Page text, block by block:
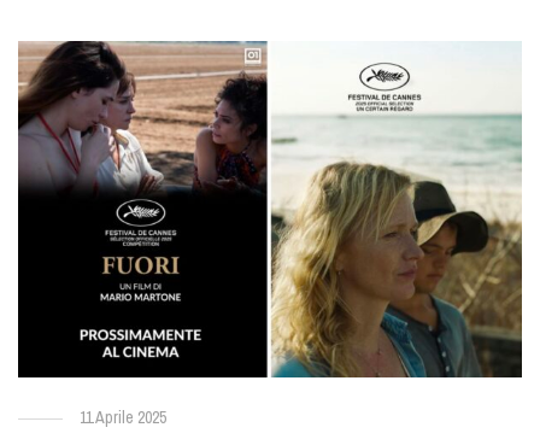
11 Aprile 2025